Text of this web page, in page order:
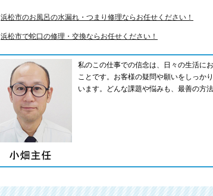
浜松市のお風呂の水漏れ・つまり修理ならお任せください！
浜松市で蛇口の修理・交換ならお任せください！
私のこの仕事での信念は、日々の生活に
ことです。お客様の疑問や願いをしっか
います。どんな課題や悩みも、最善の方